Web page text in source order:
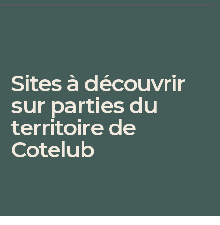
Sites à découvrir
sur parties du
territoire de
Cotelub